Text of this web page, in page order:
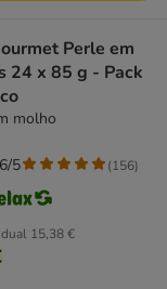
Perle em
24 x 85 g - Pack
molho
15,38 €
5 (156)